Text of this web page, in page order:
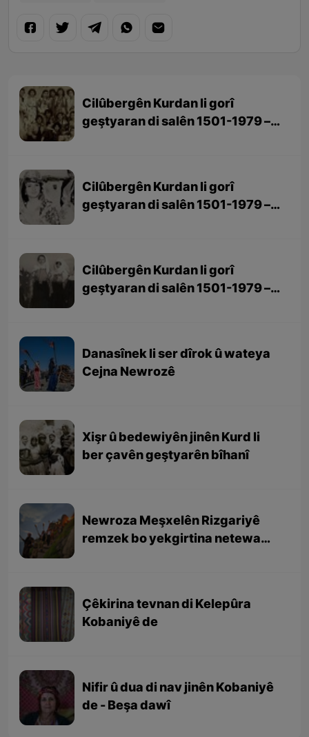
Cilûbergên Kurdan li gorî
geştyaran di salên 1501-1979 –
Cilûbergên Kurdan li gorî
geştyaran di salên 1501-1979 –
Cilûbergên Kurdan li gorî
geştyaran di salên 1501-1979 –
Danasînek li ser dîrok û wateya
Cejna Newrozê
Xişr û bedewiyên jinên Kurd li
ber çavên geştyarên bîhanî
Newroza Meşxelên Rizgariyê
remzek bo yekgirtina netewa
Çêkirina tevnan di Kelepûra
Kobaniyê de
Nifir û dua di nav jinên Kobaniyê
de - Beşa dawî